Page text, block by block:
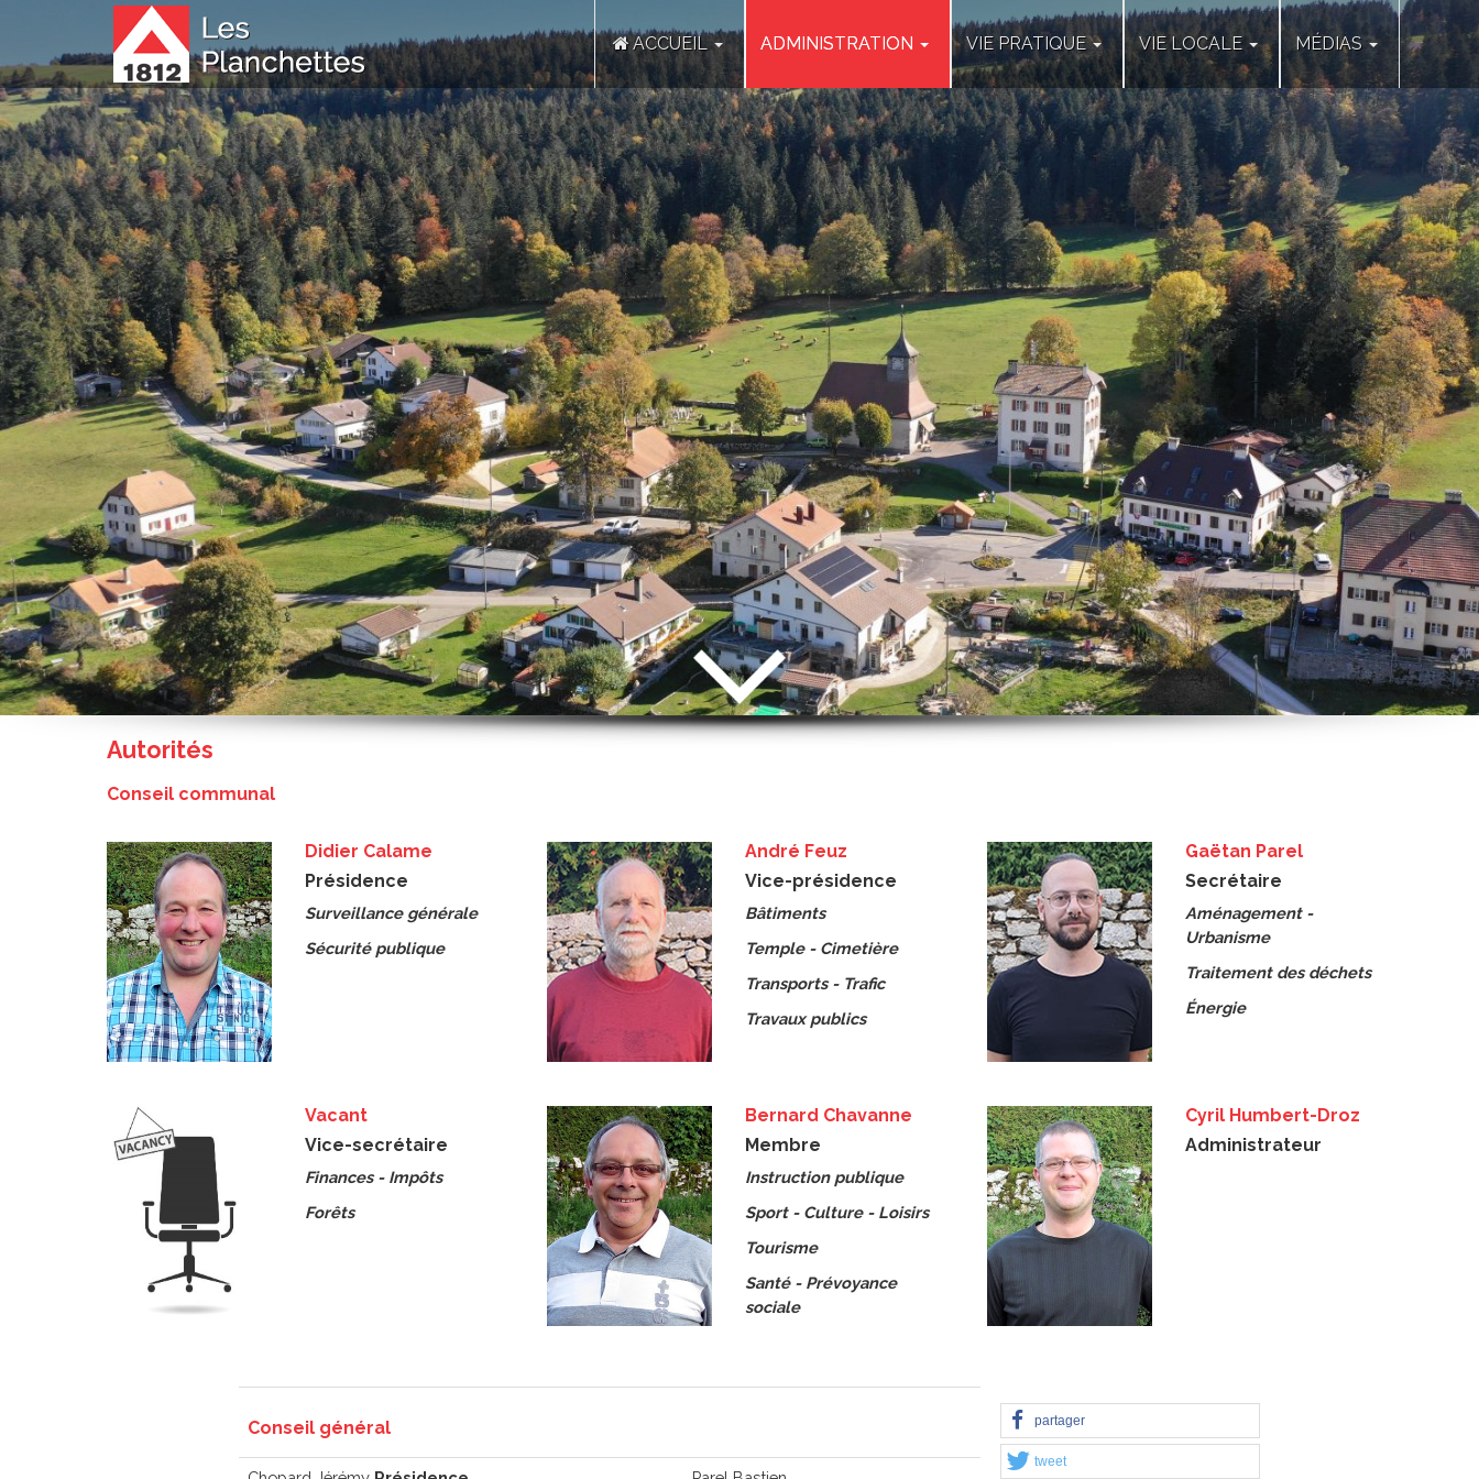
ACCUEIL ADMINISTRATION VIE PRATIQUE VIE LOCALE MÉDIAS
Autorités
Conseil communal
Didier Calame
Présidence
Surveillance générale
Sécurité publique
André Feuz
Vice-présidence
Bâtiments
Temple - Cimetière
Transports - Trafic
Travaux publics
Gaëtan Parel
Secrétaire
Aménagement -
Urbanisme
Traitement des déchets
Énergie
Vacant
Vice-secrétaire
Finances - Impôts
Forêts
Bernard Chavanne
Membre
Instruction publique
Sport - Culture - Loisirs
Tourisme
Santé - Prévoyance
sociale
Cyril Humbert-Droz
Administrateur
Conseil général partager
tweet